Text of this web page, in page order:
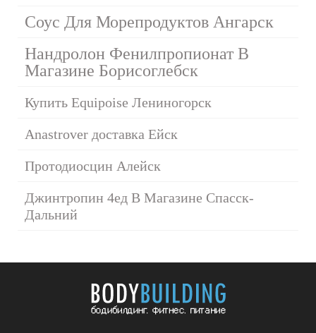
Соус Для Морепродуктов Ангарск
Нандролон Фенилпропионат В
Магазине Борисоглебск
Купить Equipoise Лениногорск
Anastrover доставка Ейск
Протодиосцин Алейск
Джинтропин 4ед В Магазине Спасск-
Дальний